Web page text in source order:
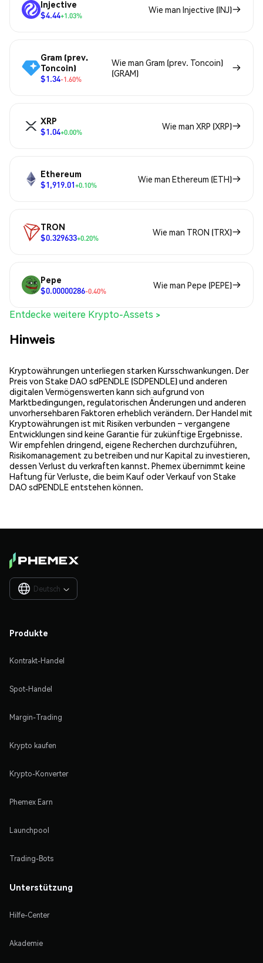
Injective
$4.44+1.03%
Wie man Injective (INJ)
Gram (prev.
Toncoin)
$1.34-1.60%
Wie man Gram (prev. Toncoin)
(GRAM)
XRP
$1.04+0.00%
Wie man XRP (XRP)
Ethereum
$1,919.01+0.10%
Wie man Ethereum (ETH)
TRON
$0.329633+0.20%
Wie man TRON (TRX)
Pepe
$0.00000286-0.40%
Wie man Pepe (PEPE)
Entdecke weitere Krypto-Assets >
Hinweis
Kryptowährungen unterliegen starken Kursschwankungen. Der
Preis von Stake DAO sdPENDLE (SDPENDLE) und anderen
digitalen Vermögenswerten kann sich aufgrund von
Marktbedingungen, regulatorischen Änderungen und anderen
unvorhersehbaren Faktoren erheblich verändern. Der Handel mit
Kryptowährungen ist mit Risiken verbunden – vergangene
Entwicklungen sind keine Garantie für zukünftige Ergebnisse.
Wir empfehlen dringend, eigene Recherchen durchzuführen,
Risikomanagement zu betreiben und nur Kapital zu investieren,
dessen Verlust du verkraften kannst. Phemex übernimmt keine
Haftung für Verluste, die beim Kauf oder Verkauf von Stake
DAO sdPENDLE entstehen können.
Deutsch 
Produkte
Kontrakt-Handel
Spot-Handel
Margin-Trading
Krypto kaufen
Krypto-Konverter
Phemex Earn
Launchpool
Trading-Bots
Unterstützung
Hilfe-Center
Akademie